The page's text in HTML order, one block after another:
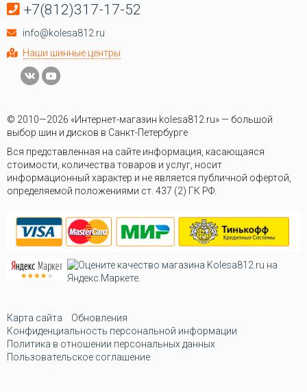
+7(812)317-17-52
info@kolesa812.ru
Наши шинные центры
© 2010—2026 «Интернет-магазин kolesa812.ru» — большой
выбор шин и дисков в Санкт-Петербурге
Вся представленная на сайте информация, касающаяся
стоимости, количества товаров и услуг, носит
информационный характер и не является публичной офертой,
определяемой положениями ст. 437 (2) ГК РФ.
Карта сайта
Обновления
Конфиденциальность персональной информации
Политика в отношении персональных данных
Пользовательское соглашение